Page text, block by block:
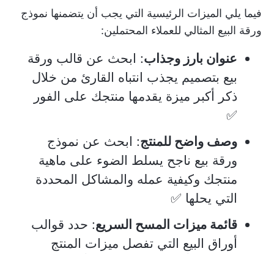
فيما يلي الميزات الرئيسية التي يجب أن يتضمنها نموذج
ورقة البيع المثالي للعملاء المحتملين:
عنوان بارز وجذاب: ابحث عن قالب ورقة
بيع بتصميم يجذب انتباه القارئ من خلال
ذكر أكبر ميزة يقدمها منتجك على الفور
✅
وصف واضح للمنتج: ابحث عن نموذج
ورقة بيع ناجح يسلط الضوء على ماهية
منتجك وكيفية عمله والمشاكل المحددة
التي يحلها ✅
قائمة ميزات المسح السريع: حدد قوالب
أوراق البيع التي تفصل ميزات المنتج